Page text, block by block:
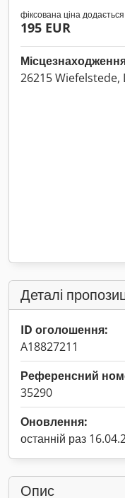
фіксована ціна
195 EUR
26215
Деталі
ID оголошення:
A18827211
Референсний
35290
Оновлення:
останній раз
Опис